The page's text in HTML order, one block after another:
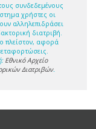
συνδεδεμένους
χρήστες οι
αλληλεπιδράσει
διατριβή.
πλείστον, αφορά
Εθνικό Αρχείο
Διατριβών.